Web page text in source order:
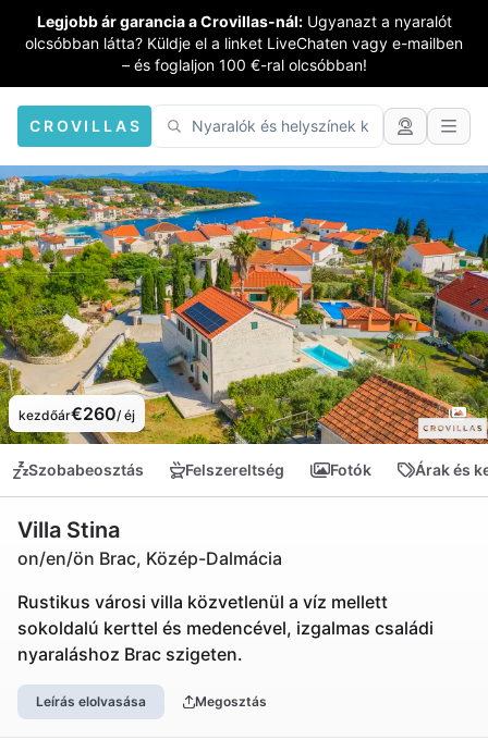
Legjobb ár garancia a Crovillas-nál: Ugyanazt a nyaralót
olcsóbban látta? Küldje el a linket LiveChaten vagy e-mailben
– és foglaljon 100 €-ral olcsóbban!
CROVILLAS
kezdőár€260/ éj
Szobabeosztás Felszereltség Fotók Árak és
Villa Stina
on/en/ön Brac, Közép-Dalmácia
Rustikus városi villa közvetlenül a víz mellett
sokoldalú kerttel és medencével, izgalmas családi
nyaraláshoz Brac szigeten.
Leírás elolvasása Megosztás